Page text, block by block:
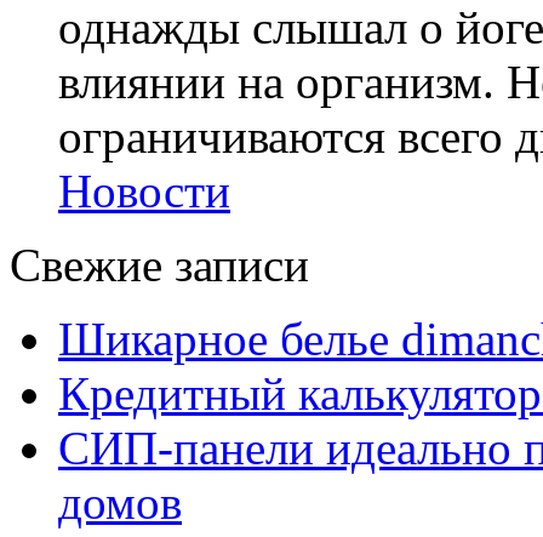
однажды слышал о
влиянии на организм.
ограничиваются всего
Новости
Свежие записи
Шикарное белье
Кредитный
СИП-панели идеально
домов